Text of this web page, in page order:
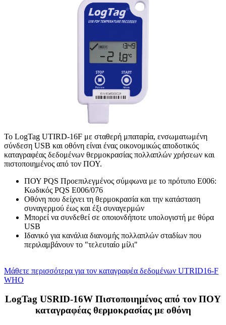
Το LogTag UTIRD-16F με σταθερή μπαταρία, ενσωματωμένη
σύνδεση USB και οθόνη είναι ένας οικονομικώς αποδοτικός
καταγραφέας δεδομένων θερμοκρασίας πολλαπλών χρήσεων και
πιστοποιημένος από τον ΠΟΥ.
ΠΟΥ PQS Προεπιλεγμένος σύμφωνα με το πρότυπο E006:
Κωδικός PQS E006/076
Οθόνη που δείχνει τη θερμοκρασία και την κατάσταση
συναγερμού έως και έξι συναγερμών
Μπορεί να συνδεθεί σε οποιονδήποτε υπολογιστή με θύρα
USB
Ιδανικό για κανάλια διανομής πολλαπλών σταδίων που
περιλαμβάνουν το "τελευταίο μίλι"
Μάθετε περισσότερα για τον καταγραφέα δεδομένων UTRID16-F
WHO
LogTag USRID-16W Πιστοποιημένος από τον ΠΟΥ
καταγραφέας θερμοκρασίας με οθόνη